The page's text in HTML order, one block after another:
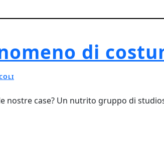
di
nostre case? Un nutrito gruppo di